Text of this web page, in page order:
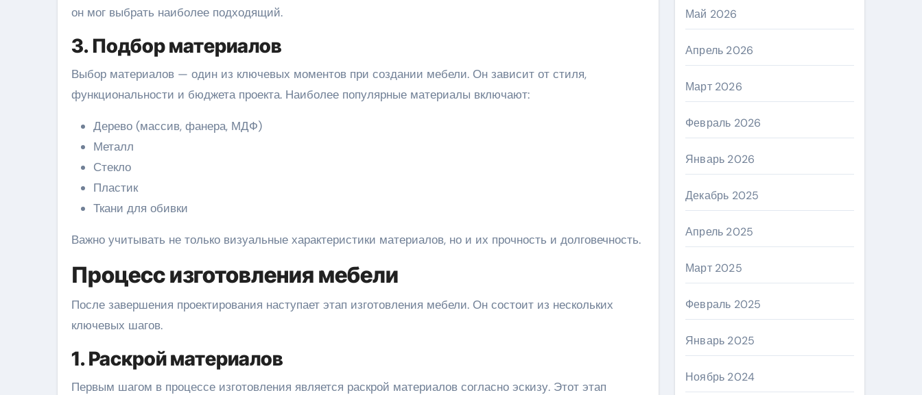
он мог выбрать наиболее подходящий.
3. Подбор материалов
Выбор материалов — один из ключевых моментов при создании мебели. Он зависит от стиля,
функциональности и бюджета проекта. Наиболее популярные материалы включают:
Дерево (массив, фанера, МДФ)
Металл
Стекло
Пластик
Ткани для обивки
Важно учитывать не только визуальные характеристики материалов, но и их прочность и долговечность.
Процесс изготовления мебели
После завершения проектирования наступает этап изготовления мебели. Он состоит из нескольких
ключевых шагов.
1. Раскрой материалов
Первым шагом в процессе изготовления является раскрой материалов согласно эскизу. Этот этап
Май 2026
Апрель 2026
Март 2026
Февраль 2026
Январь 2026
Декабрь 2025
Апрель 2025
Март 2025
Февраль 2025
Январь 2025
Ноябрь 2024